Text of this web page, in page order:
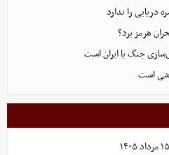
را ندارد
هرمز برد؟
جنگ با ایران است
است